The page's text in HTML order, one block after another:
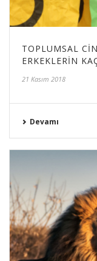
TOPLUMSAL
ERKEKLERIN
21 Kasım 2018
Devamı